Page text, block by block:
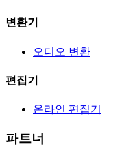
변환기
오디오 변환
편집기
온라인 편집기
파트너